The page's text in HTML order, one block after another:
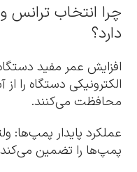
چرا انتخاب ترانس
دارد؟
افزایش عمر مفید
الکترونیکی دستگاه را
محافظت می‌کنند.
عملکرد پایدار پمپ‌ها:
پمپ‌ها را تضمین